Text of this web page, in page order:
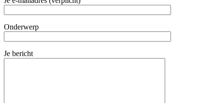
Onderwerp
Je bericht